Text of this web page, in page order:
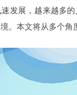
发展，越来越多
。本文将从多个角